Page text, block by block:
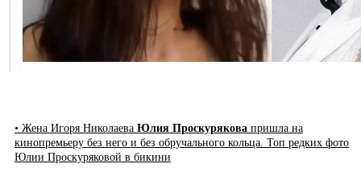
• Жена Игоря Николаева Юлия Проскурякова пришла на
кинопремьеру без него и без обручального кольца. Топ редких фото
Юлии Проскуряковой в бикини